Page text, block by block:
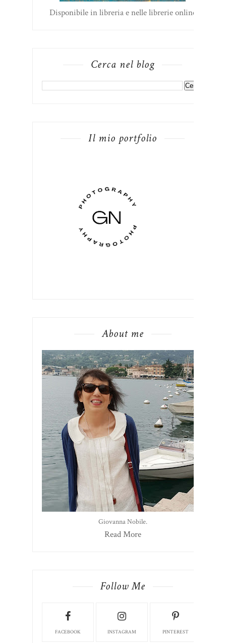
Disponibile in libreria e nelle librerie online
Cerca nel blog
Il mio portfolio
About me
Giovanna Nobile.
Read More
Follow Me
FACEBOOK INSTAGRAM PINTEREST